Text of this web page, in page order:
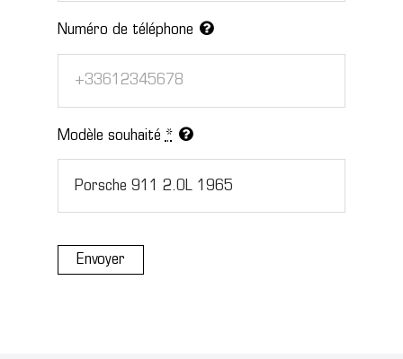
Numéro de téléphone
Modèle souhaité *
Envoyer